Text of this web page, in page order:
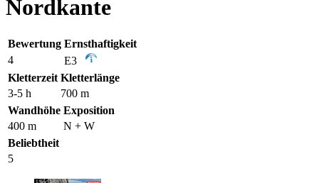
Nordkante
Bewertung Ernsthaftigkeit
4
E3
Kletterzeit Kletterlänge
3-5 h
700 m
Wandhöhe Exposition
400 m
N + W
Beliebtheit
5